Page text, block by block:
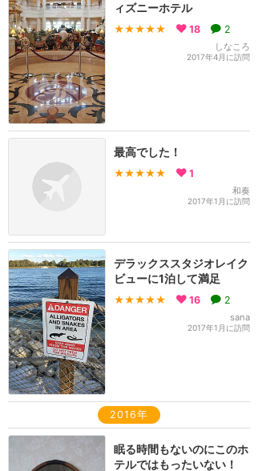
ィズニーホテル
★★★★★ 18 2
しなころ
2017年4月に訪問
最高でした！
★★★★★ 1
和奏
2017年1月に訪問
デラックススタジオレイク
ビューに1泊して満足
★★★★★ 16 2
sana
2017年1月に訪問
2016年
眠る時間もないのにこのホ
テルではもったいない！